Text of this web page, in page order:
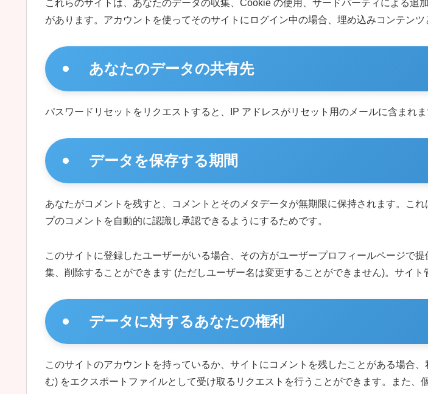
これらのサイトは、あなたのデータの収集、Cookie の使用、サードパーティによる
があります。アカウントを使ってそのサイトにログイン中の場合、埋め込みコンテン
あなたのデータの共有先
パスワードリセットをリクエストすると、IP アドレスがリセット用のメールに含まれま
データを保存する期間
あなたがコメントを残すと、コメントとそのメタデータが無期限に保持されます。こ
プのコメントを自動的に認識し承認できるようにするためです。
このサイトに登録したユーザーがいる場合、その方がユーザープロフィールページで
集、削除することができます (ただしユーザー名は変更することができません)。サイト
データに対するあなたの権利
このサイトのアカウントを持っているか、サイトにコメントを残したことがある場合
む) をエクスポートファイルとして受け取るリクエストを行うことができます。また